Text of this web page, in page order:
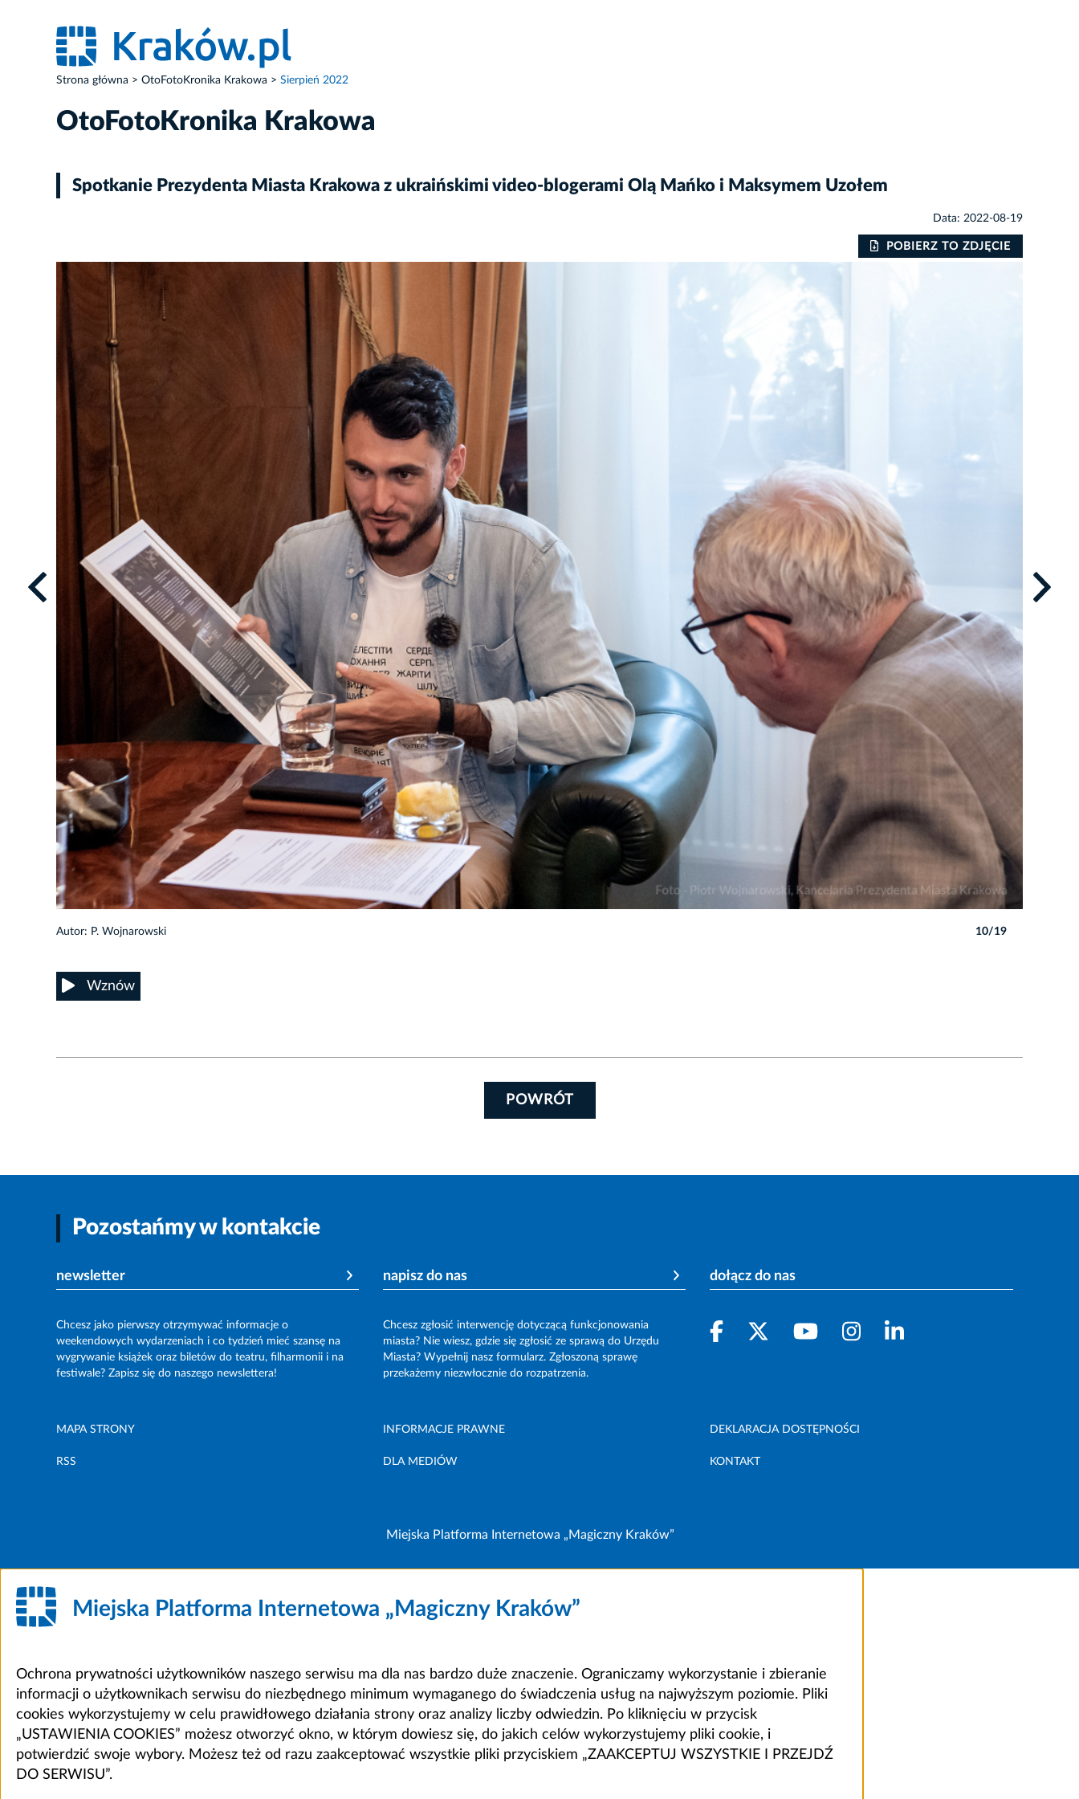
Strona główna OtoFotoKronika Krakowa Sierpień 2022
OtoFotoKronika Krakowa
Spotkanie Prezydenta Miasta Krakowa z ukraińskimi video-blogerami Olą Mańko i Maksymem Uzołem
Data: 2022-08-19
POBIERZ TO ZDJĘCIE
Autor: P. Wojnarowski 10/19
Wznów
POWRÓT
Pozostańmy w kontakcie
newsletter
Chcesz jako pierwszy otrzymywać informacje o
weekendowych wydarzeniach i co tydzień mieć szansę na
wygrywanie książek oraz biletów do teatru, filharmonii i na
festiwale? Zapisz się do naszego newslettera!
napisz do nas
Chcesz zgłosić interwencję dotyczącą funkcjonowania
miasta? Nie wiesz, gdzie się zgłosić ze sprawą do Urzędu
Miasta? Wypełnij nasz formularz. Zgłoszoną sprawę
przekażemy niezwłocznie do rozpatrzenia.
dołącz do nas
MAPA STRONY INFORMACJE PRAWNE DEKLARACJA DOSTĘPNOŚCI
RSS DLA MEDIÓW KONTAKT
Miejska Platforma Internetowa „Magiczny Kraków”
Miejska Platforma Internetowa „Magiczny Kraków”
Ochrona prywatności użytkowników naszego serwisu ma dla nas bardzo duże znaczenie. Ograniczamy wykorzystanie i zbieranie
informacji o użytkownikach serwisu do niezbędnego minimum wymaganego do świadczenia usług na najwyższym poziomie. Pliki
cookies wykorzystujemy w celu prawidłowego działania strony oraz analizy liczby odwiedzin. Po kliknięciu w przycisk
„USTAWIENIA COOKIES” możesz otworzyć okno, w którym dowiesz się, do jakich celów wykorzystujemy pliki cookie, i
potwierdzić swoje wybory. Możesz też od razu zaakceptować wszystkie pliki przyciskiem „ZAAKCEPTUJ WSZYSTKIE I PRZEJDŹ
DO SERWISU”.